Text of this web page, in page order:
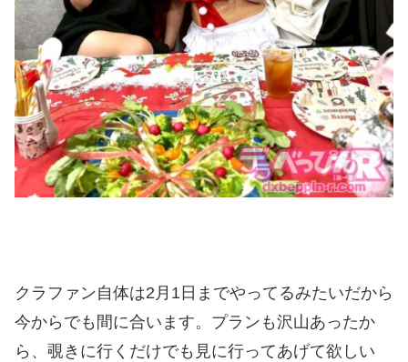
クラファン自体は2月1日までやってるみたいだから
今からでも間に合います。プランも沢山あったか
ら、覗きに行くだけでも見に行ってあげて欲しい